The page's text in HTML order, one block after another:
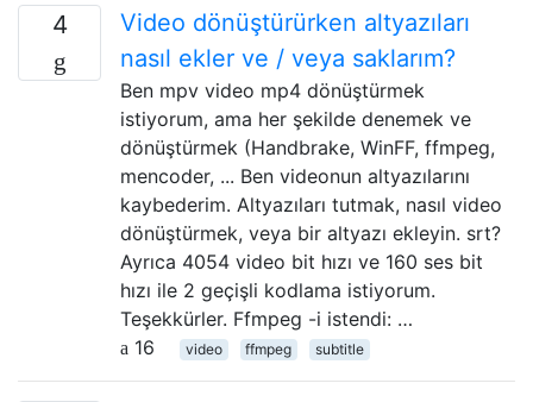
4
Video dönüştürürken altyazıları
nasıl ekler ve / veya saklarım?
Ben mpv video mp4 dönüştürmek
istiyorum, ama her şekilde denemek ve
dönüştürmek (Handbrake, WinFF, ffmpeg,
mencoder, ... Ben videonun altyazılarını
kaybederim. Altyazıları tutmak, nasıl video
dönüştürmek, veya bir altyazı ekleyin. srt?
Ayrıca 4054 video bit hızı ve 160 ses bit
hızı ile 2 geçişli kodlama istiyorum.
Teşekkürler. Ffmpeg -i istendi: …
16
video ffmpeg subtitle